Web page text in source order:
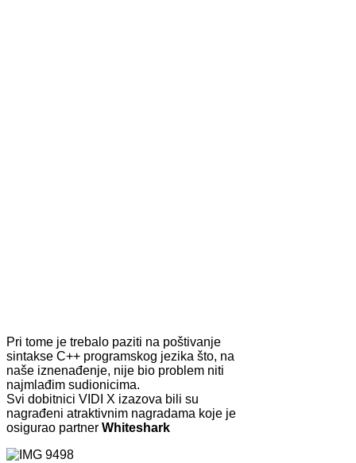
Pri tome je trebalo paziti na poštivanje
sintakse C++ programskog jezika što, na
naše iznenađenje, nije bio problem niti
najmlađim sudionicima.
Svi dobitnici VIDI X izazova bili su
nagrađeni atraktivnim nagradama koje je
osigurao partner Whiteshark